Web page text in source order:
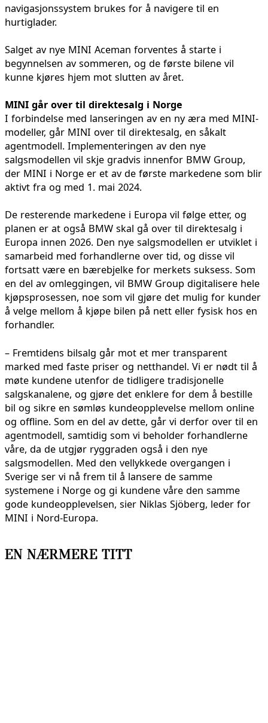
navigasjonssystem brukes for å navigere til en
hurtiglader.
Salget av nye MINI Aceman forventes å starte i
begynnelsen av sommeren, og de første bilene vil
kunne kjøres hjem mot slutten av året.
MINI går over til direktesalg i Norge
I forbindelse med lanseringen av en ny æra med MINI-
modeller, går MINI over til direktesalg, en såkalt
agentmodell. Implementeringen av den nye
salgsmodellen vil skje gradvis innenfor BMW Group,
der MINI i Norge er et av de første markedene som blir
aktivt fra og med 1. mai 2024.
De resterende markedene i Europa vil følge etter, og
planen er at også BMW skal gå over til direktesalg i
Europa innen 2026. Den nye salgsmodellen er utviklet i
samarbeid med forhandlerne over tid, og disse vil
fortsatt være en bærebjelke for merkets suksess. Som
en del av omleggingen, vil BMW Group digitalisere hele
kjøpsprosessen, noe som vil gjøre det mulig for kunder
å velge mellom å kjøpe bilen på nett eller fysisk hos en
forhandler.
– Fremtidens bilsalg går mot et mer transparent
marked med faste priser og netthandel. Vi er nødt til å
møte kundene utenfor de tidligere tradisjonelle
salgskanalene, og gjøre det enklere for dem å bestille
bil og sikre en sømløs kundeopplevelse mellom online
og offline. Som en del av dette, går vi derfor over til en
agentmodell, samtidig som vi beholder forhandlerne
våre, da de utgjør ryggraden også i den nye
salgsmodellen. Med den vellykkede overgangen i
Sverige ser vi nå frem til å lansere de samme
systemene i Norge og gi kundene våre den samme
gode kundeopplevelsen, sier Niklas Sjöberg, leder for
MINI i Nord-Europa.
EN NÆRMERE TITT